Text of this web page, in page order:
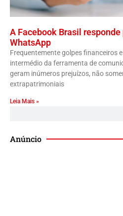
A Facebook Brasil
WhatsApp
Frequentemente golpes financeiros
intermédio da ferramenta de
geram inúmeros prejuízos, não
extrapatrimoniais
Leia Mais »
Anúncio